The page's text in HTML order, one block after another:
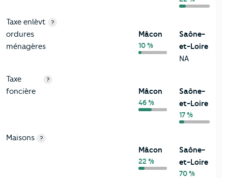
Taxe enlèvt
ordures
ménagères
?
Mâcon
10 %
Saône-
et-Loire
NA
Taxe
foncière
?
Mâcon
46 %
Saône-
et-Loire
17 %
Maisons ?
Mâcon
22 %
Saône-
et-Loire
70 %